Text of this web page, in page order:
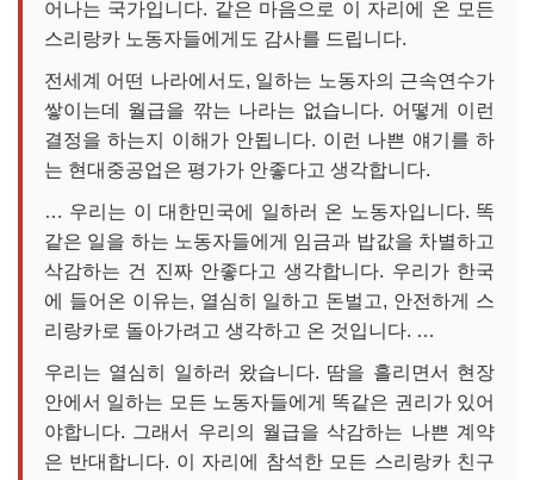
어나는 국가입니다. 같은 마음으로 이 자리에 온 모든
스리랑카 노동자들에게도 감사를 드립니다.
전세계 어떤 나라에서도, 일하는 노동자의 근속연수가
쌓이는데 월급을 깎는 나라는 없습니다. 어떻게 이런
결정을 하는지 이해가 안됩니다. 이런 나쁜 얘기를 하
는 현대중공업은 평가가 안좋다고 생각합니다.
… 우리는 이 대한민국에 일하러 온 노동자입니다. 똑
같은 일을 하는 노동자들에게 임금과 밥값을 차별하고
삭감하는 건 진짜 안좋다고 생각합니다. 우리가 한국
에 들어온 이유는, 열심히 일하고 돈벌고, 안전하게 스
리랑카로 돌아가려고 생각하고 온 것입니다. …
우리는 열심히 일하러 왔습니다. 땀을 흘리면서 현장
안에서 일하는 모든 노동자들에게 똑같은 권리가 있어
야합니다. 그래서 우리의 월급을 삭감하는 나쁜 계약
은 반대합니다. 이 자리에 참석한 모든 스리랑카 친구